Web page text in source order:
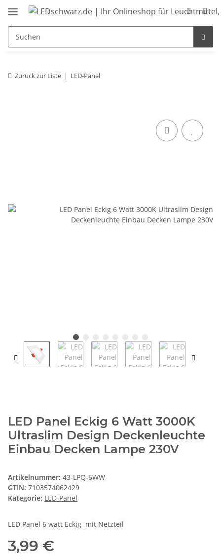
Zurück zur Liste LED-Panel
LED Panel Eckig 6 Watt 3000K
Ultraslim Design Deckenleuchte
Einbau Decken Lampe 230V
Artikelnummer: 43-LPQ-6WW
GTIN: 7103574062429
Kategorie: LED-Panel
LED Panel 6 watt Eckig mit Netzteil
3,99 €